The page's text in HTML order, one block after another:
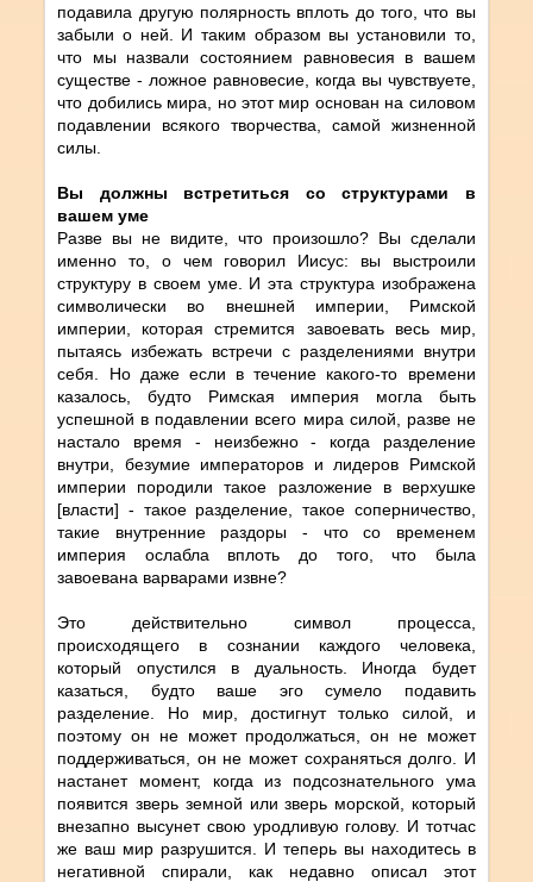
подавила другую полярность вплоть до того, что вы
забыли о ней. И таким образом вы установили то,
что мы назвали состоянием равновесия в вашем
существе - ложное равновесие, когда вы чувствуете,
что добились мира, но этот мир основан на силовом
подавлении всякого творчества, самой жизненной
силы.
Вы должны встретиться со структурами в
вашем уме
Разве вы не видите, что произошло? Вы сделали
именно то, о чем говорил Иисус: вы выстроили
структуру в своем уме. И эта структура изображена
символически во внешней империи, Римской
империи, которая стремится завоевать весь мир,
пытаясь избежать встречи с разделениями внутри
себя. Но даже если в течение какого-то времени
казалось, будто Римская империя могла быть
успешной в подавлении всего мира силой, разве не
настало время - неизбежно - когда разделение
внутри, безумие императоров и лидеров Римской
империи породили такое разложение в верхушке
[власти] - такое разделение, такое соперничество,
такие внутренние раздоры - что со временем
империя ослабла вплоть до того, что была
завоевана варварами извне?
Это действительно символ процесса,
происходящего в сознании каждого человека,
который опустился в дуальность. Иногда будет
казаться, будто ваше эго сумело подавить
разделение. Но мир, достигнут только силой, и
поэтому он не может продолжаться, он не может
поддерживаться, он не может сохраняться долго. И
настанет момент, когда из подсознательного ума
появится зверь земной или зверь морской, который
внезапно высунет свою уродливую голову. И тотчас
же ваш мир разрушится. И теперь вы находитесь в
негативной спирали, как недавно описал этот